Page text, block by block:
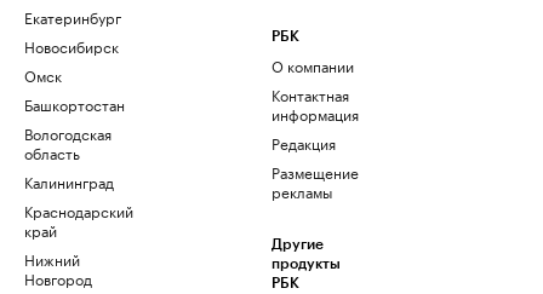
Екатеринбург
Новосибирск
Омск
Башкортостан
Вологодская
область
Калининград
Краснодарский
край
Нижний
Новгород
РБК
О компании
Контактная
информация
Редакция
Размещение
рекламы
Другие
продукты
РБК